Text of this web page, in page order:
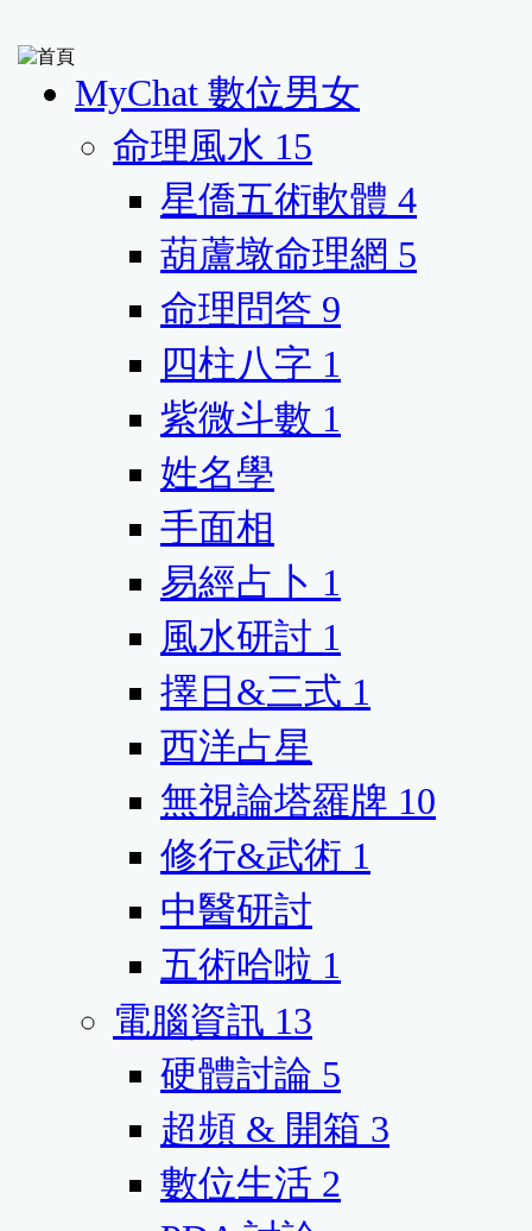
MyChat 數位男女
命理風水 15
星僑五術軟體 4
葫蘆墩命理網 5
命理問答 9
四柱八字 1
紫微斗數 1
姓名學
手面相
易經占卜 1
風水研討 1
擇日&三式 1
西洋占星
無視論塔羅牌 10
修行&武術 1
中醫研討
五術哈啦 1
電腦資訊 13
硬體討論 5
超頻 & 開箱 3
數位生活 2